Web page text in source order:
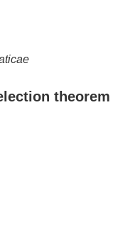
theorem